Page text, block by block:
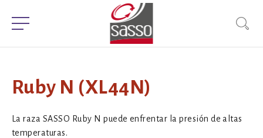
Ruby N (XL44N)
La raza SASSO Ruby N puede enfrentar la presión de altas
temperaturas.